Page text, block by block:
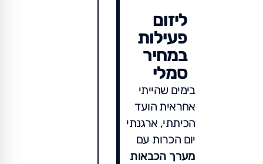
ליזום
פעילות
במחיר
סמלי
בימים שהייתי
אחראית הועד
הכיתתי, ארגנתי
יום הכרות עם
מערך הכבאות